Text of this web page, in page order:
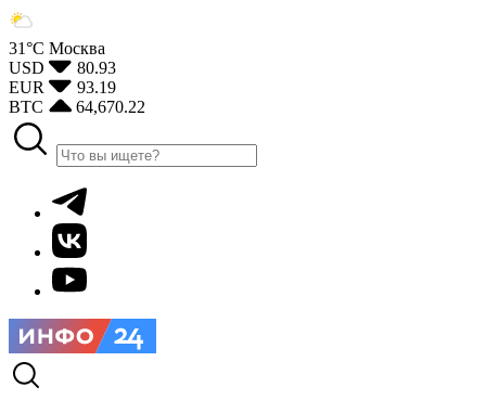
31°С Москва
USD
80.93
EUR
93.19
BTC
64,670.22